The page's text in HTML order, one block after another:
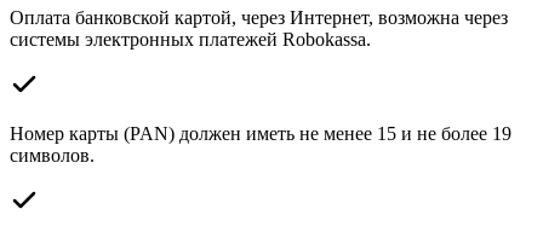
Оплата банковской картой, через Интернет, возможна через
системы электронных платежей Robokassa.
Номер карты (PAN) должен иметь не менее 15 и не более 19
символов.